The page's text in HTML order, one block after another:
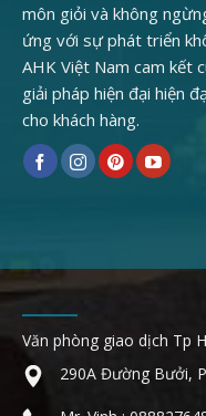
môn giỏi và không
ứng với sự phát triển
AHK Việt Nam cam kết
giải pháp hiện đại hiện
cho khách hàng.
Văn phòng giao dịch Tp
290A Đường Bưởi,